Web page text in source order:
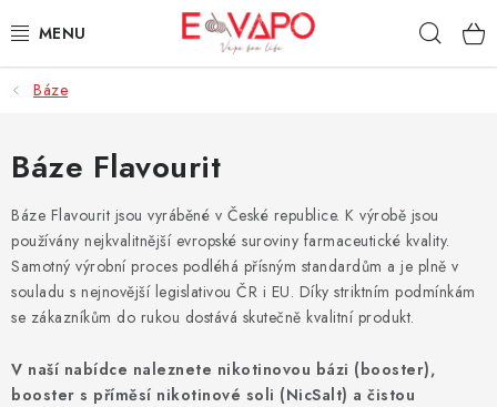
na
3D TISK
TIPY ZA DOBROU CENU
AROMATA A PŘÍCHUTĚ
BÁZE
E-LIQUIDY
E-CIGARETY
Báze
Báze Flavourit
Báze Flavourit jsou vyráběné v České republice. K výrobě jsou
používány nejkvalitnější evropské suroviny farmaceutické kvality.
Samotný výrobní proces podléhá přísným standardům a je plně v
souladu s nejnovější legislativou ČR i EU. Díky striktním podmínkám
se zákazníkům do rukou dostává skutečně kvalitní produkt.
V naší nabídce naleznete nikotinovou bázi (booster),
booster s příměsí nikotinové soli (NicSalt) a čistou